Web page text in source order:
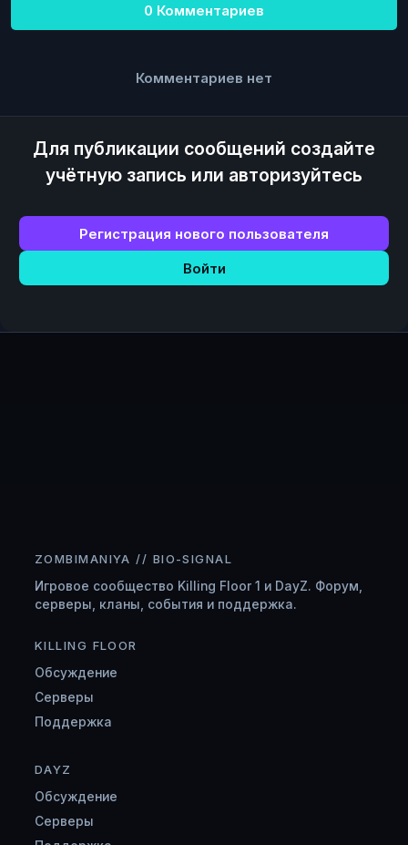
0 Комментариев
Комментариев нет
Для публикации сообщений создайте
учётную запись или авторизуйтесь
Регистрация нового пользователя
Войти
ZOMBIMANIYA // BIO-SIGNAL
Игровое сообщество Killing Floor 1 и DayZ. Форум,
серверы, кланы, события и поддержка.
KILLING FLOOR
Обсуждение
Серверы
Поддержка
DAYZ
Обсуждение
Серверы